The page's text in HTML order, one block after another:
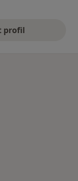
profil